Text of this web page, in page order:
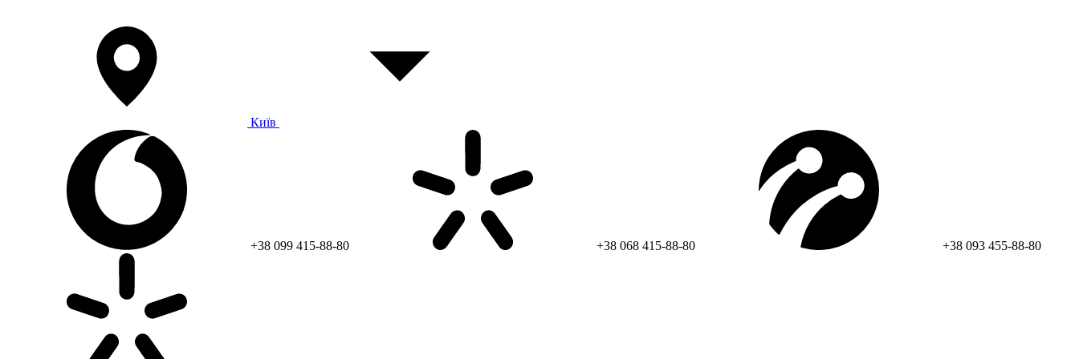
Київ
+38 099 415-88-80 +38 068 415-88-80 +38 093 455-88-80